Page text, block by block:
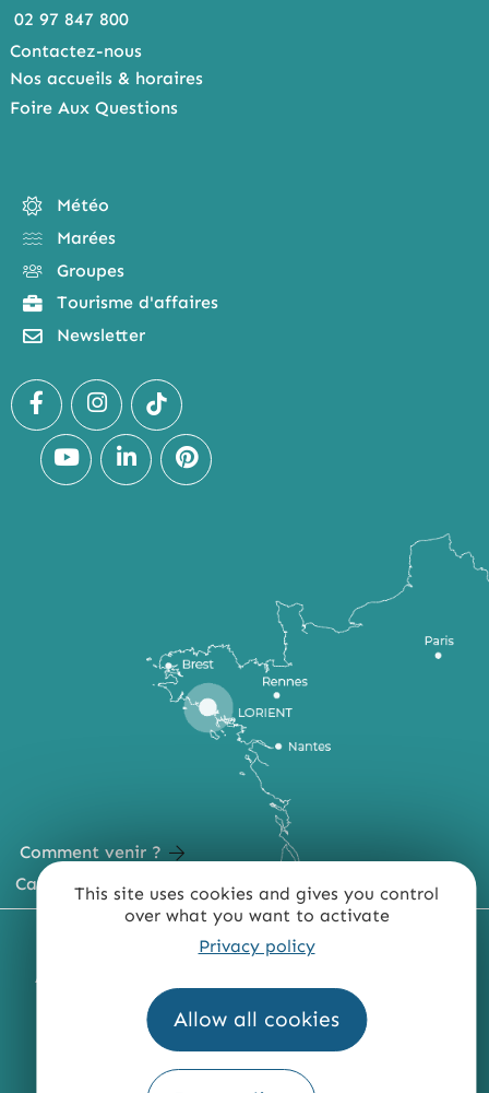
This site uses cookies and gives you control
over what you want to activate
Privacy policy
Allow all cookies
02 97 847 800
Contactez-nous
Nos accueils & horaires
Foire Aux Questions
Météo
Marées
Groupes
Tourisme d'affaires
Newsletter
Comment venir ?
Carte du territoire
MENTIONS LÉGALES PLAN DU SITE
ACCESSIBILITÉ : NON CONFORME
QUI SOMMES-NOUS ?